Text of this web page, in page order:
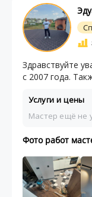
Здравствуйте
с 2007 года.
Услуги и цены
Мастер ещё не
Фото работ